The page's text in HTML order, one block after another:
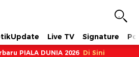
Live TV Signature
PIALA DUNIA 2026 Di Sini